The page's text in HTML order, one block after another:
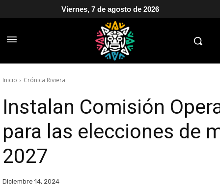
Viernes, 7 de agosto de 2026
Inicio Crónica Riviera
Instalan Comisión
para las elecciones de
2027
Diciembre 14, 2024